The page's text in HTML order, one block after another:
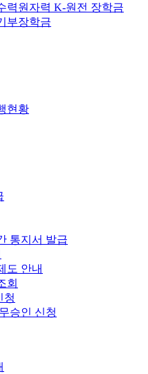
력원자력 K-원전 장학금
부장학금
현황
통지서 발급
도 안내
회
청
승인 신청